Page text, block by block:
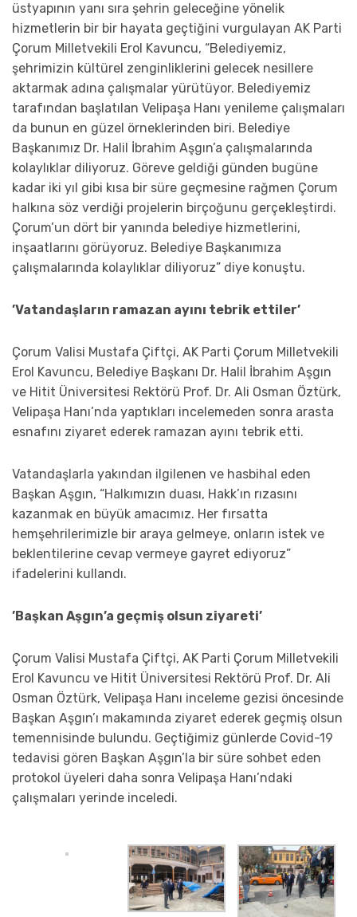
üstyapının yanı sıra şehrin geleceğine yönelik
hizmetlerin bir bir hayata geçtiğini vurgulayan AK Parti
Çorum Milletvekili Erol Kavuncu, “Belediyemiz,
şehrimizin kültürel zenginliklerini gelecek nesillere
aktarmak adına çalışmalar yürütüyor. Belediyemiz
tarafından başlatılan Velipaşa Hanı yenileme çalışmaları
da bunun en güzel örneklerinden biri. Belediye
Başkanımız Dr. Halil İbrahim Aşgın’a çalışmalarında
kolaylıklar diliyoruz. Göreve geldiği günden bugüne
kadar iki yıl gibi kısa bir süre geçmesine rağmen Çorum
halkına söz verdiği projelerin birçoğunu gerçekleştirdi.
Çorum’un dört bir yanında belediye hizmetlerini,
inşaatlarını görüyoruz. Belediye Başkanımıza
çalışmalarında kolaylıklar diliyoruz” diye konuştu.
’Vatandaşların ramazan ayını tebrik ettiler’
Çorum Valisi Mustafa Çiftçi, AK Parti Çorum Milletvekili
Erol Kavuncu, Belediye Başkanı Dr. Halil İbrahim Aşgın
ve Hitit Üniversitesi Rektörü Prof. Dr. Ali Osman Öztürk,
Velipaşa Hanı’nda yaptıkları incelemeden sonra arasta
esnafını ziyaret ederek ramazan ayını tebrik etti.
Vatandaşlarla yakından ilgilenen ve hasbihal eden
Başkan Aşgın, “Halkımızın duası, Hakk’ın rızasını
kazanmak en büyük amacımız. Her fırsatta
hemşehrilerimizle bir araya gelmeye, onların istek ve
beklentilerine cevap vermeye gayret ediyoruz”
ifadelerini kullandı.
’Başkan Aşgın’a geçmiş olsun ziyareti’
Çorum Valisi Mustafa Çiftçi, AK Parti Çorum Milletvekili
Erol Kavuncu ve Hitit Üniversitesi Rektörü Prof. Dr. Ali
Osman Öztürk, Velipaşa Hanı inceleme gezisi öncesinde
Başkan Aşgın’ı makamında ziyaret ederek geçmiş olsun
temennisinde bulundu. Geçtiğimiz günlerde Covid-19
tedavisi gören Başkan Aşgın’la bir süre sohbet eden
protokol üyeleri daha sonra Velipaşa Hanı’ndaki
çalışmaları yerinde inceledi.